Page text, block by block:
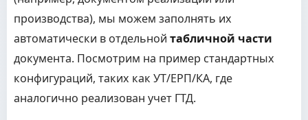
производства), мы можем заполнять их
автоматически в отдельной табличной части
документа. Посмотрим на пример стандартных
конфигураций, таких как УТ/ЕРП/КА, где
аналогично реализован учет ГТД.